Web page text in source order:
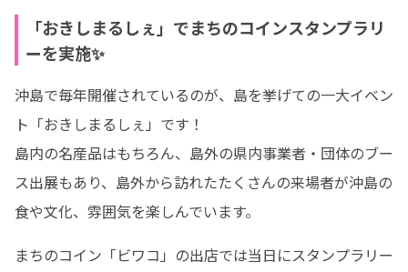
「おきしまるしぇ」でまちのコインスタンプラリ
ーを実施✨
沖島で毎年開催されているのが、島を挙げての一大イベン
ト「おきしまるしぇ」です！
島内の名産品はもちろん、島外の県内事業者・団体のブー
ス出展もあり、島外から訪れたたくさんの来場者が沖島の
食や文化、雰囲気を楽しんでいます。
まちのコイン「ビワコ」の出店では当日にスタンプラリー